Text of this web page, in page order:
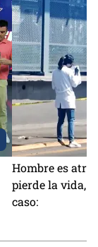
Hombre es
pierde la vida,
caso: